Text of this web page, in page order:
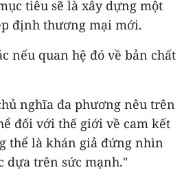
tiêu sẽ là xây dựng một
định thương mại mới.
nếu quan hệ đó về bản chất
nghĩa đa phương nêu trên
đối với thế giới về cam kết
thể là khán giả đứng nhìn
dựa trên sức mạnh."